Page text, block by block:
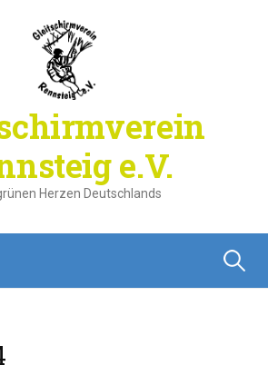
e.V.
Herzen Deutschlands
Suchen